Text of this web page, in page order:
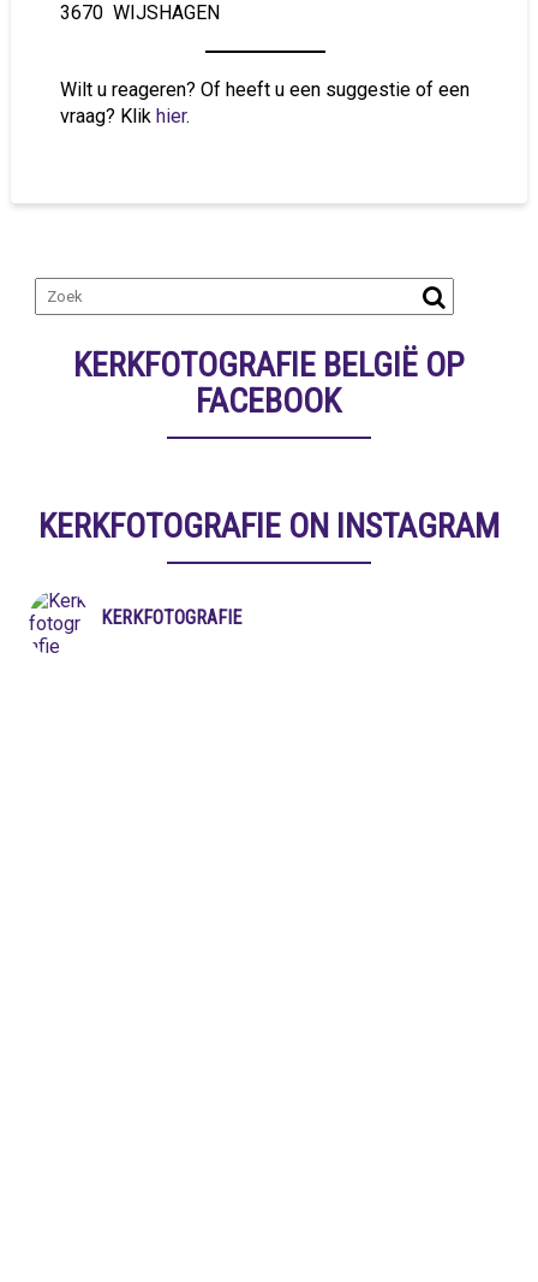
3670 WIJSHAGEN
Wilt u reageren? Of heeft u een suggestie of een
vraag? Klik hier.
KERKFOTOGRAFIE BELGIË OP
FACEBOOK
KERKFOTOGRAFIE ON INSTAGRAM
KERKFOTOGRAFIE